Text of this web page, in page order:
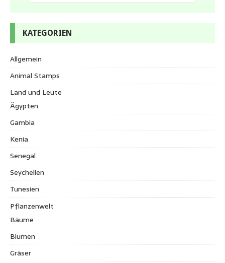
KATEGORIEN
Allgemein
Animal Stamps
Land und Leute
Ägypten
Gambia
Kenia
Senegal
Seychellen
Tunesien
Pflanzenwelt
Bäume
Blumen
Gräser